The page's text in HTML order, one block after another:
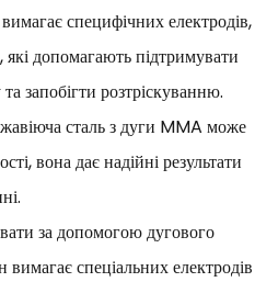
специфічних електродів,
які допомагають підтримувати
та запобігти розтріскуванню.
сталь з дуги MMA може
вона дає надійні результати
за допомогою дугового
спеціальних електродів